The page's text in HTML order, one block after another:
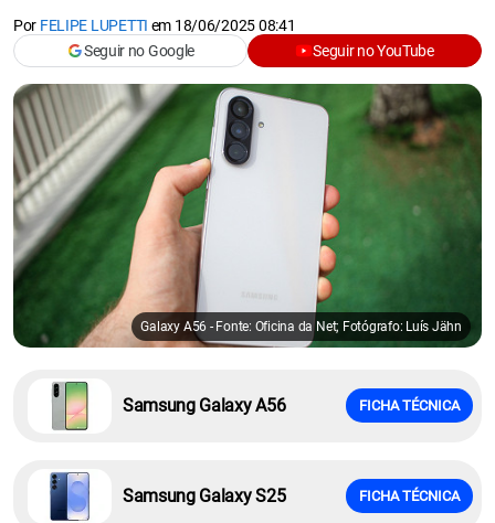
Por FELIPE LUPETTI em 18/06/2025 08:41
Seguir no Google
Seguir no YouTube
Galaxy A56 - Fonte: Oficina da Net; Fotógrafo: Luís Jähn
Samsung Galaxy A56 FICHA TÉCNICA
Samsung Galaxy S25 FICHA TÉCNICA